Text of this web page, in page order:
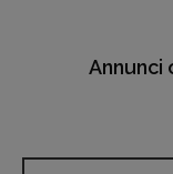
Annunci